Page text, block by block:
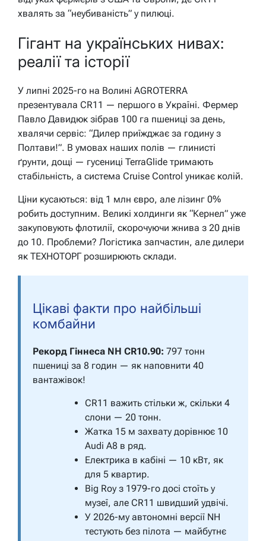
хвалять за “неубиваність” у пилюці.
Гігант на українських нивах:
реалії та історії
У липні 2025-го на Волині AGROTERRA
презентувала CR11 — першого в Україні. Фермер
Павло Давидюк зібрав 100 га пшениці за день,
хвалячи сервіс: “Дилер приїжджає за годину з
Полтави!”. В умовах наших полів — глинисті
ґрунти, дощі — гусениці TerraGlide тримають
стабільність, а система Cruise Control уникає колій.
Ціни кусаються: від 1 млн євро, але лізинг 0%
робить доступним. Великі холдинги як “Кернел” уже
закуповують флотилії, скорочуючи жнива з 20 днів
до 10. Проблеми? Логістика запчастин, але дилери
як ТЕХНОТОРГ розширюють склади.
Цікаві факти про найбільші
комбайни
Рекорд Гіннеса NH CR10.90: 797 тонн
пшениці за 8 годин — як наповнити 40
вантажівок!
CR11 важить стільки ж, скільки 4
слони — 20 тонн.
Жатка 15 м захвату дорівнює 10
Audi A8 в ряд.
Електрика в кабіні — 10 кВт, як
для 5 квартир.
Big Roy з 1979-го досі стоїть у
музеї, але CR11 швидший удвічі.
У 2026-му автономні версії NH
тестують без пілота — майбутнє